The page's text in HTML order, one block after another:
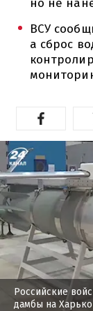
ВСУ
а сброс
Российские
дамбы на